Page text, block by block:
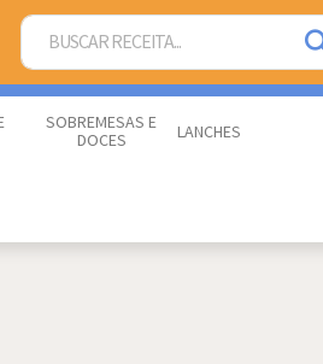
SOBREMESAS E
DOCES
LANCHES